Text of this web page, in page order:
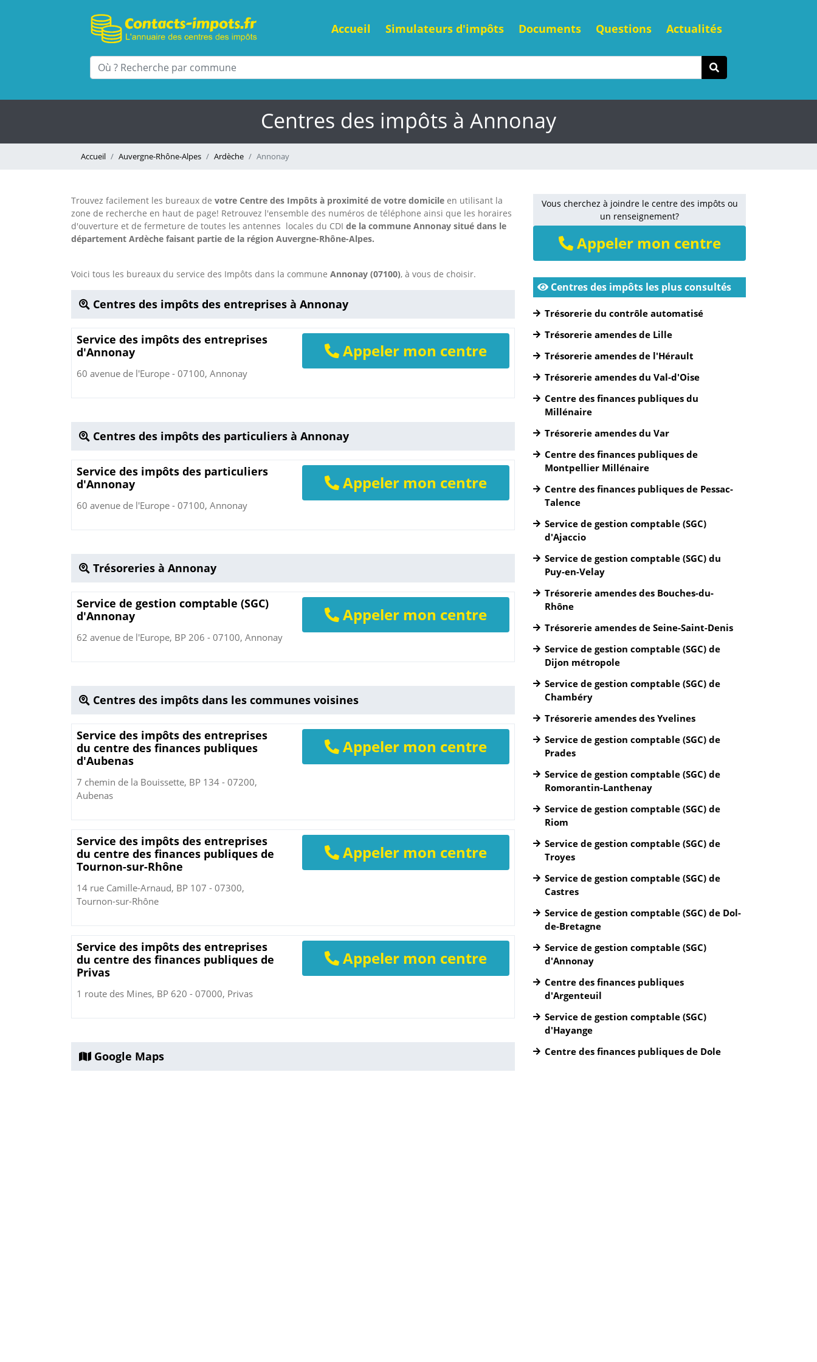
Accueil Simulateurs d'impôts Documents Questions Actualités
Centres des impôts à Annonay
Accueil Auvergne-Rhône-Alpes Ardèche Annonay
Trouvez facilement les bureaux de votre Centre des Impôts à proximité de votre domicile en utilisant la
zone de recherche en haut de page! Retrouvez l'ensemble des numéros de téléphone ainsi que les horaires
d'ouverture et de fermeture de toutes les antennes locales du CDI de la commune Annonay situé dans le
département Ardèche faisant partie de la région Auvergne-Rhône-Alpes.
Voici tous les bureaux du service des Impôts dans la commune Annonay (07100), à vous de choisir.
Centres des impôts des entreprises à Annonay
Service des impôts des entreprises
d'Annonay
60 avenue de l'Europe - 07100, Annonay
Appeler mon centre
Centres des impôts des particuliers à Annonay
Service des impôts des particuliers
d'Annonay
60 avenue de l'Europe - 07100, Annonay
Appeler mon centre
Trésoreries à Annonay
Service de gestion comptable (SGC)
d'Annonay
62 avenue de l'Europe, BP 206 - 07100, Annonay
Appeler mon centre
Centres des impôts dans les communes voisines
Service des impôts des entreprises
du centre des finances publiques
d'Aubenas
7 chemin de la Bouissette, BP 134 - 07200,
Aubenas
Appeler mon centre
Service des impôts des entreprises
du centre des finances publiques de
Tournon-sur-Rhône
14 rue Camille-Arnaud, BP 107 - 07300,
Tournon-sur-Rhône
Appeler mon centre
Service des impôts des entreprises
du centre des finances publiques de
Privas
1 route des Mines, BP 620 - 07000, Privas
Appeler mon centre
Google Maps
Vous cherchez à joindre le centre des impôts ou
un renseignement?
Appeler mon centre
Centres des impôts les plus consultés
Trésorerie du contrôle automatisé
Trésorerie amendes de Lille
Trésorerie amendes de l'Hérault
Trésorerie amendes du Val-d'Oise
Centre des finances publiques du
Millénaire
Trésorerie amendes du Var
Centre des finances publiques de
Montpellier Millénaire
Centre des finances publiques de Pessac-
Talence
Service de gestion comptable (SGC)
d'Ajaccio
Service de gestion comptable (SGC) du
Puy-en-Velay
Trésorerie amendes des Bouches-du-
Rhône
Trésorerie amendes de Seine-Saint-Denis
Service de gestion comptable (SGC) de
Dijon métropole
Service de gestion comptable (SGC) de
Chambéry
Trésorerie amendes des Yvelines
Service de gestion comptable (SGC) de
Prades
Service de gestion comptable (SGC) de
Romorantin-Lanthenay
Service de gestion comptable (SGC) de
Riom
Service de gestion comptable (SGC) de
Troyes
Service de gestion comptable (SGC) de
Castres
Service de gestion comptable (SGC) de Dol-
de-Bretagne
Service de gestion comptable (SGC)
d'Annonay
Centre des finances publiques
d'Argenteuil
Service de gestion comptable (SGC)
d'Hayange
Centre des finances publiques de Dole